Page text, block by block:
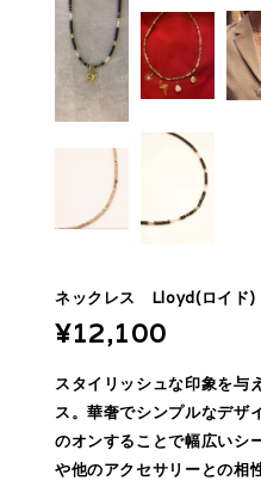
ネックレス Lloyd(ロイド)
¥12,100
スタイリッシュな印象を与
ス。華奢でシンプルなデザ
のオンすることで幅広いシ
や他のアクセサリーとの相